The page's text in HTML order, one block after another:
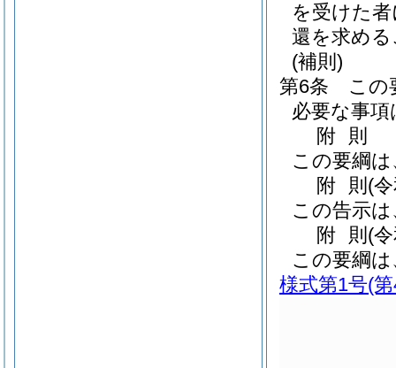
を受けた
還を求め
(補則)
第6条
この
必要な事
附 則
この要綱
附 則 (
この告示
附 則 (
この要綱
様式第1号(